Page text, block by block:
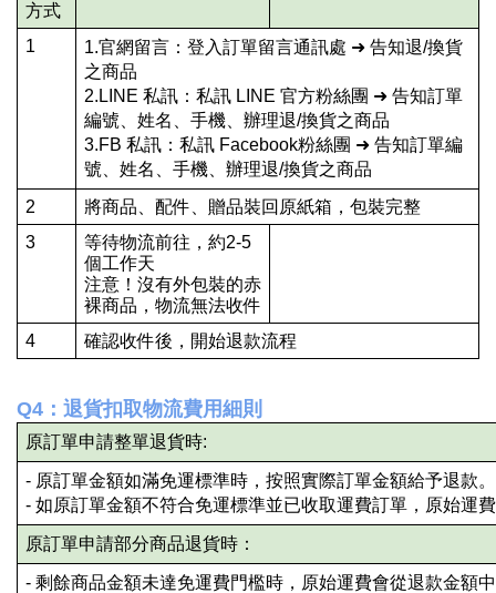
方式
1
1.官網留言：登入訂單留言通訊處 ➜ 告知退/換貨
之商品
2.LINE 私訊：私訊 LINE 官方粉絲團 ➜ 告知訂單
編號、姓名、手機、辦理退/換貨之商品
3.FB 私訊：私訊 Facebook粉絲團 ➜ 告知訂單編
號、姓名、手機、辦理退/換貨之商品
2
將商品、配件、贈品裝回原紙箱，包裝完整
3
等待物流前往，約2-5
個工作天
注意！沒有外包裝的赤
裸商品，物流無法收件
4
確認收件後，開始退款流程
Q4：退貨扣取物流費用細則
原訂單申請整單退貨時:
- 原訂單金額如滿免運標準時，按照實際訂單金額給予退款。
- 如原訂單金額不符合免運標準並已收取運費訂單，原始運
原訂單申請部分商品退貨時：
- 剩餘商品金額未達免運費門檻時，原始運費會從退款金額